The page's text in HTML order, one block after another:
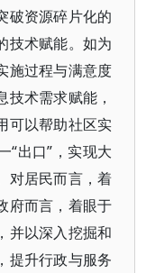
破资源碎片化的
技术赋能。如为
施过程与满意度
术需求赋能，
可以帮助社区实
“出口”，实现大
对居民而言，着
府而言，着眼于
并以深入挖掘和
提升行政与服务